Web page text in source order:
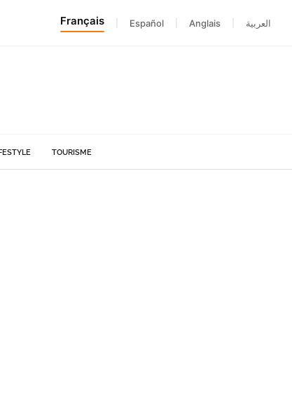
Français Español Anglais العربية
TOURISME